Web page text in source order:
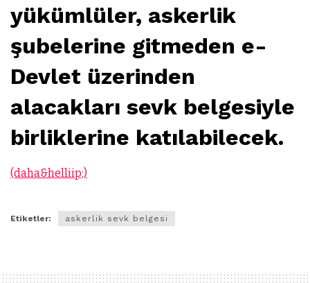
yükümlüler, askerlik
şubelerine gitmeden e-
Devlet üzerinden
alacakları sevk belgesiyle
birliklerine katılabilecek.
(daha&helliip;)
Etiketler: askerlik sevk belgesi